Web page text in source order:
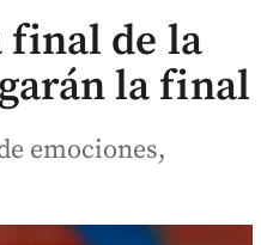
final de la
la final
emociones,